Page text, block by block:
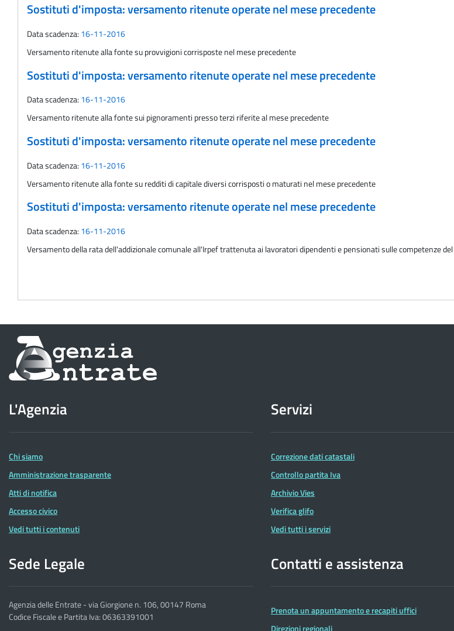
Sostituti d'imposta: versamento ritenute operate nel mese precedente
Data scadenza: 16-11-2016
Versamento ritenute alla fonte su provvigioni corrisposte nel mese precedente
Sostituti d'imposta: versamento ritenute operate nel mese precedente
Data scadenza: 16-11-2016
Versamento ritenute alla fonte sui pignoramenti presso terzi riferite al mese precedente
Sostituti d'imposta: versamento ritenute operate nel mese precedente
Data scadenza: 16-11-2016
Versamento ritenute alla fonte su redditi di capitale diversi corrisposti o maturati nel mese precedente
Sostituti d'imposta: versamento ritenute operate nel mese precedente
Data scadenza: 16-11-2016
Versamento della rata dell'addizionale comunale all'Irpef trattenuta ai lavoratori dipendenti e pensionati sulle competenze
Informazioni
sul
dell'Agenzia
delle
Entrate
L'Agenzia
Chi siamo
Amministrazione trasparente
Atti di notifica
Accesso civico
Vedi tutti i contenuti
Servizi
Correzione dati catastali
Controllo partita Iva
Archivio Vies
Verifica glifo
Vedi tutti i servizi
Sede Legale
Agenzia delle Entrate - via Giorgione n. 106, 00147 Roma
Codice Fiscale e Partita Iva: 06363391001
Contatti e assistenza
Prenota un appuntamento e recapiti uffici